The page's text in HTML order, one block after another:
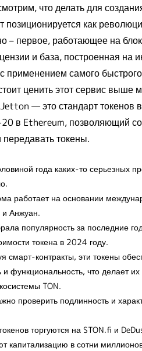
что делать для
позиционируется как
– первое, работающее на
и база, построенная на
применением самого
ценить этот сервис выше
— это стандарт токенов
20 в Ethereum, позволяющий
передавать токены.
года каких-то серьезных
работает на основании
Анжуан.
популярность за последние
токена в 2024 году.
смарт-контракты, эти токены
и функциональность, что делает
TON.
проверить подлинность и
торгуются на STON.fi и
капитализацию в сотни